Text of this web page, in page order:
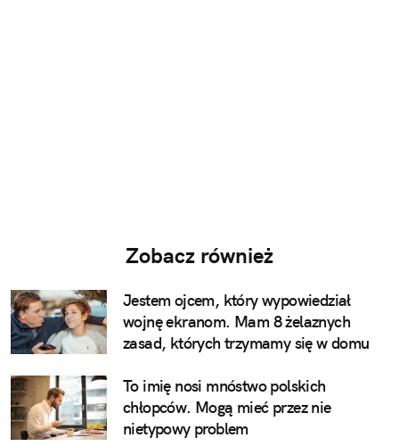
Zobacz również
Jestem ojcem, który wypowiedział
wojnę ekranom. Mam 8 żelaznych
zasad, których trzymamy się w domu
To imię nosi mnóstwo polskich
chłopców. Mogą mieć przez nie
nietypowy problem